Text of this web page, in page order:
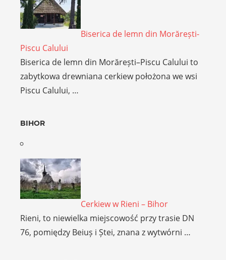
Biserica de lemn din Morărești-
Piscu Calului
Biserica de lemn din Morărești–Piscu Calului to
zabytkowa drewniana cerkiew położona we wsi
Piscu Calului, …
BIHOR
Cerkiew w Rieni – Bihor
Rieni, to niewielka miejscowość przy trasie DN
76, pomiędzy Beiuș i Ștei, znana z wytwórni …